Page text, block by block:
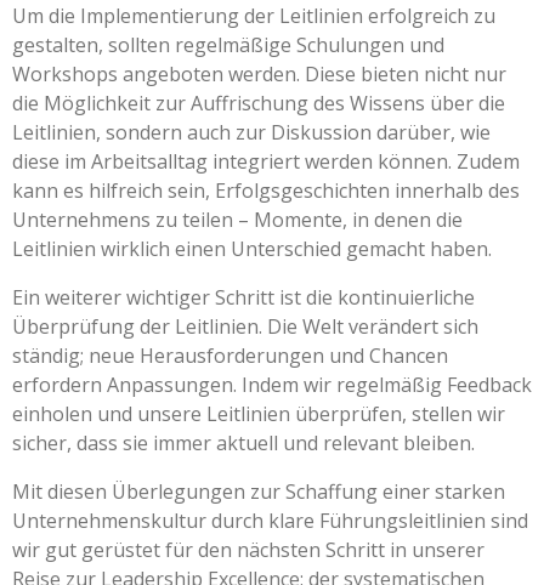
Um die Implementierung der Leitlinien erfolgreich zu
gestalten, sollten regelmäßige Schulungen und
Workshops angeboten werden. Diese bieten nicht nur
die Möglichkeit zur Auffrischung des Wissens über die
Leitlinien, sondern auch zur Diskussion darüber, wie
diese im Arbeitsalltag integriert werden können. Zudem
kann es hilfreich sein, Erfolgsgeschichten innerhalb des
Unternehmens zu teilen – Momente, in denen die
Leitlinien wirklich einen Unterschied gemacht haben.
Ein weiterer wichtiger Schritt ist die kontinuierliche
Überprüfung der Leitlinien. Die Welt verändert sich
ständig; neue Herausforderungen und Chancen
erfordern Anpassungen. Indem wir regelmäßig Feedback
einholen und unsere Leitlinien überprüfen, stellen wir
sicher, dass sie immer aktuell und relevant bleiben.
Mit diesen Überlegungen zur Schaffung einer starken
Unternehmenskultur durch klare Führungsleitlinien sind
wir gut gerüstet für den nächsten Schritt in unserer
Reise zur Leadership Excellence: der systematischen